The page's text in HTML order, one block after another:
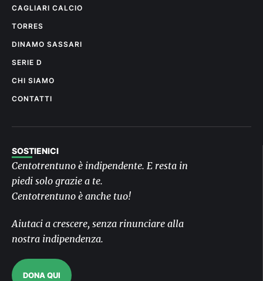
CAGLIARI CALCIO
TORRES
DINAMO SASSARI
SERIE D
CHI SIAMO
CONTATTI
SOSTIENICI
Centotrentuno è indipendente. E resta in
piedi solo grazie a te.
Centotrentuno è anche tuo!
Aiutaci a crescere, senza rinunciare alla
nostra indipendenza.
DONA QUI